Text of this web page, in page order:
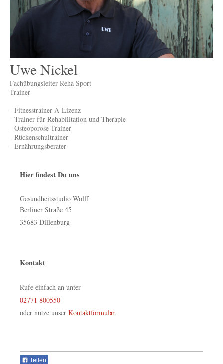
Uwe Nickel
Fachübungsleiter Reha Sport
Trainer
- Fitnesstrainer A-Lizenz
- Trainer für Rehabilitation und Therapie
- Osteoporose Trainer
- Rückenschultrainer
- Ernährungsberater
Hier findest Du uns
Gesundheitsstudio Wolff
Berliner Straße 45
35683 Dillenburg
Kontakt
Rufe einfach an unter
02771 800550
oder nutze unser Kontaktformular.
Teilen